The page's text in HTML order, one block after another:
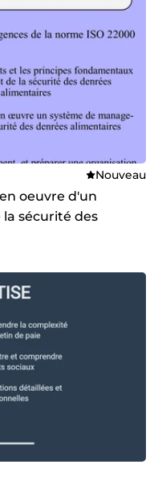
Nouveau
oeuvre d'un
sécurité des